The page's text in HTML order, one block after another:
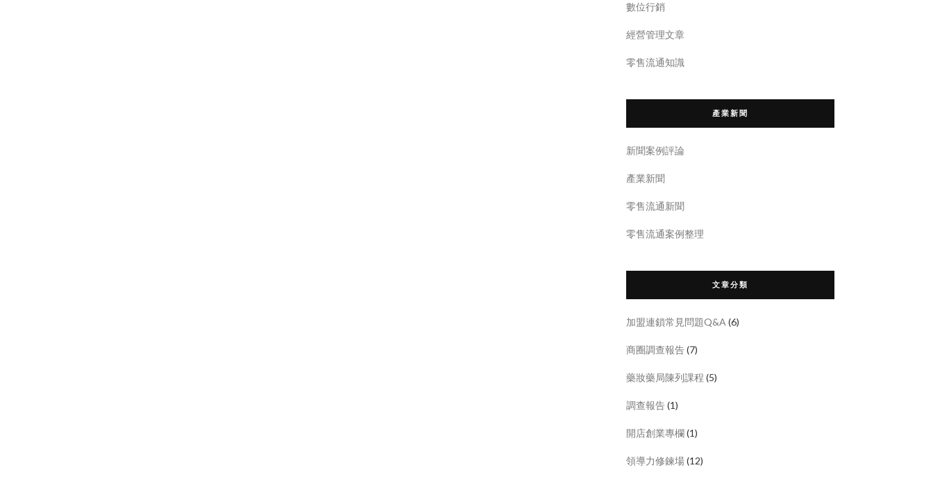
數位行銷
經營管理文章
零售流通知識
產業新聞
新聞案例評論
產業新聞
零售流通新聞
零售流通案例整理
文章分類
加盟連鎖常見問題Q&A (6)
商圈調查報告(7)
藥妝藥局陳列課程 (5)
調查報告(1)
開店創業專欄(1)
領導力修鍊場(12)